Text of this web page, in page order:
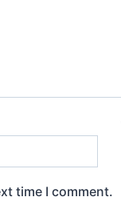
time I comment.